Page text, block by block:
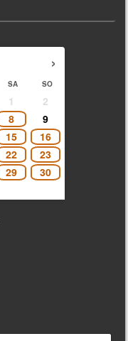
›
SA SO
1
2
8
9
15
16
22
23
29
30